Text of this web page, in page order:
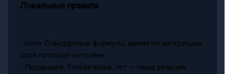
Локальные правила
- Ноги. Стандартные формулы, время по инструкции,
слой потолще на голени.
- Подмышки. Тонкая кожа, пот — чаще реакция.